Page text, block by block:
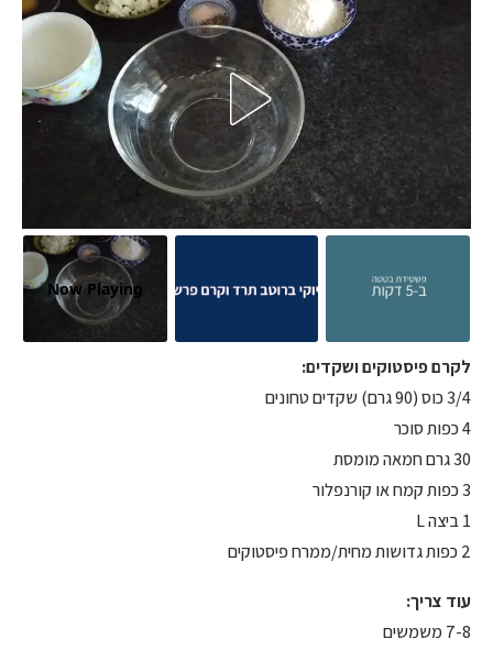
Now Playing
לקרם פיסטוקים ושקדים:
3/4 כוס (90 גרם) שקדים טחונים
4 כפות סוכר
30 גרם חמאה מומסת
3 כפות קמח או קורנפלור
1 ביצה L
2 כפות גדושות מחית/ממרח פיסטוקים
עוד צריך:
7-8 משמשים